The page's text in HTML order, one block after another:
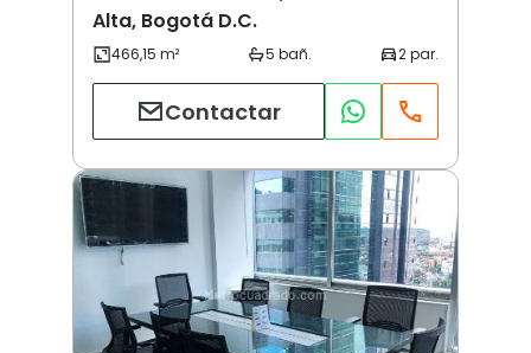
Alta, Bogotá D.C.
Contactar